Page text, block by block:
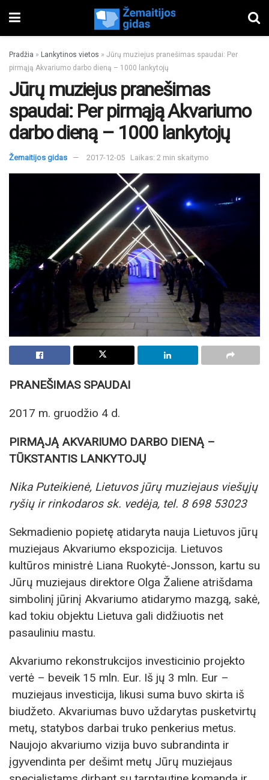
Pradžia » Lankytinos vietos » Jūrų muziejus pranešimas spaudai: Per
pirmąją Akvariumo darbo dieną – 1000 lankytojų
Jūrų muziejus pranešimas
spaudai: Per pirmąją Akvariumo
darbo dieną – 1000 lankytojų
Žemaitijos gidas 2017-12-05 Laikas: 2 min skaitymo
PRANEŠIMAS SPAUDAI
2017 m. gruodžio 4 d.
PIRMĄJĄ AKVARIUMO DARBO DIENĄ –
TŪKSTANTIS LANKYTOJŲ
Nika Puteikienė, Lietuvos jūrų muziejaus viešųjų
ryšių ir rinkodaros sk. vedėja, tel. 8 698 53023
Sekmadienio popietę atidaryta nauja Lietuvos jūrų
muziejaus Akvariumo ekspozicija. Lietuvos
kultūros ministrė Liana Ruokytė-Jonsson, kartu su
Jūrų muziejaus direktore Olga Žaliene atrišdama
simbolinį jūrinį Akvariumo atidarymo mazgą, sakė,
kad tokiu objektu Lietuva gali didžiuotis net
pasauliniu mastu.
Akvariumo rekonstrukcijos investicinio projekto
vertė – beveik 15 mln. Eur. Iš jų 3 mln. Eur –
muziejaus investicija, likusi suma buvo skirta iš
biudžeto. Akvariumas buvo uždarytas pusketvirtų
metų, statybos darbai truko penkerius metus.
Naujojo akvariumo vizija buvo subrandinta ir
įgyvendinta per dešimt metų Jūrų muziejaus